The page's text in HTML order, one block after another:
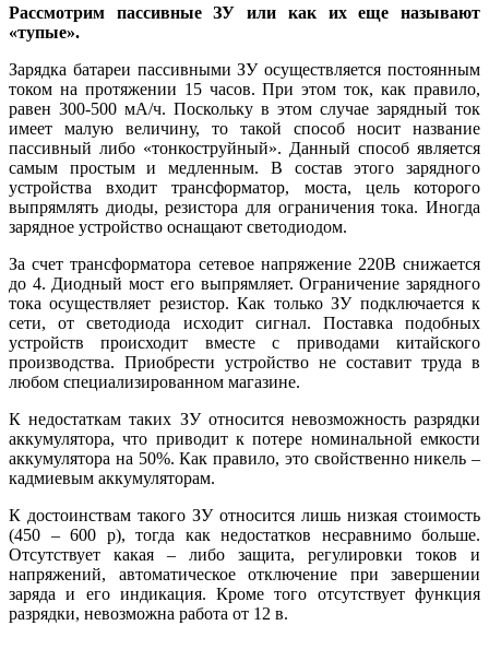
Рассмотрим пассивные ЗУ или как их еще называют
«тупые».
Зарядка батареи пассивными ЗУ осуществляется постоянным
током на протяжении 15 часов. При этом ток, как правило,
равен 300-500 мА/ч. Поскольку в этом случае зарядный ток
имеет малую величину, то такой способ носит название
пассивный либо «тонкоструйный». Данный способ является
самым простым и медленным. В состав этого зарядного
устройства входит трансформатор, моста, цель которого
выпрямлять диоды, резистора для ограничения тока. Иногда
зарядное устройство оснащают светодиодом.
За счет трансформатора сетевое напряжение 220В снижается
до 4. Диодный мост его выпрямляет. Ограничение зарядного
тока осуществляет резистор. Как только ЗУ подключается к
сети, от светодиода исходит сигнал. Поставка подобных
устройств происходит вместе с приводами китайского
производства. Приобрести устройство не составит труда в
любом специализированном магазине.
К недостаткам таких ЗУ относится невозможность разрядки
аккумулятора, что приводит к потере номинальной емкости
аккумулятора на 50%. Как правило, это свойственно никель –
кадмиевым аккумуляторам.
К достоинствам такого ЗУ относится лишь низкая стоимость
(450 – 600 р), тогда как недостатков несравнимо больше.
Отсутствует какая – либо защита, регулировки токов и
напряжений, автоматическое отключение при завершении
заряда и его индикация. Кроме того отсутствует функция
разрядки, невозможна работа от 12 в.